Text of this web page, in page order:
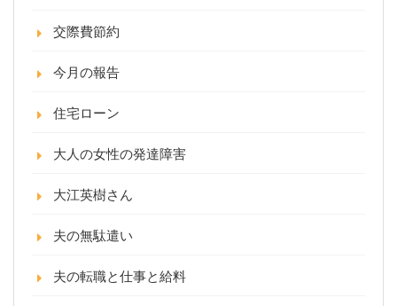
交際費節約
今月の報告
住宅ローン
大人の女性の発達障害
大江英樹さん
夫の無駄遣い
夫の転職と仕事と給料